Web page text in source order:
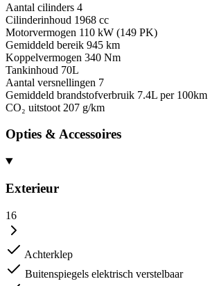
Aantal cilinders 4
Cilinderinhoud 1968 cc
Motorvermogen 110 kW (149 PK)
Gemiddeld bereik 945 km
Koppelvermogen 340 Nm
Tankinhoud 70L
Aantal versnellingen 7
Gemiddeld brandstofverbruik 7.4L per 100km
CO₂ uitstoot 207 g/km
Opties & Accessoires
Exterieur
16
Achterklep
Buitenspiegels elektrisch verstelbaar